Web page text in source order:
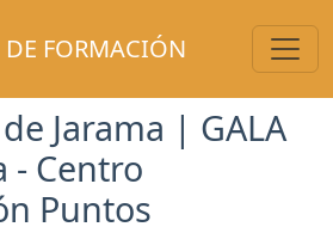
FORMACIÓN
Jarama | GALA
- Centro
Puntos